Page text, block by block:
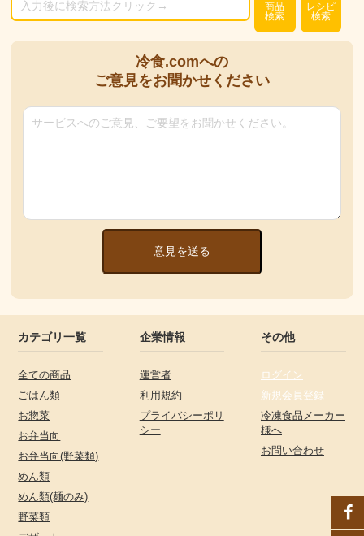
商品
検索
レシピ
検索
冷食.comへの
ご意見をお聞かせください
意見を送る
カテゴリ一覧
全ての商品
ごはん類
お惣菜
お弁当向
お弁当向(野菜類)
めん類
めん類(麺のみ)
野菜類
企業情報
運営者
利用規約
プライバシーポリ
シー
その他
ログイン
新規会員登録
冷凍食品メーカー
様へ
お問い合わせ